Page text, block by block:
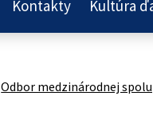
Kontakty Kultúra
Odbor medzinárodnej